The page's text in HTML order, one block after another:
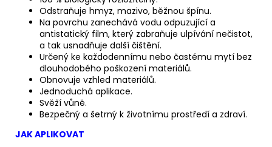
Odstraňuje hmyz, mazivo, běžnou špínu.
Na povrchu zanechává vodu odpuzující a
antistatický film, který zabraňuje ulpívání nečistot,
a tak usnadňuje další čištění.
Určený ke každodennímu nebo častému mytí bez
dlouhodobého poškození materiálů.
Obnovuje vzhled materiálů.
Jednoduchá aplikace.
Svěží vůně.
Bezpečný a šetrný k životnímu prostředí a zdraví.
JAK APLIKOVAT